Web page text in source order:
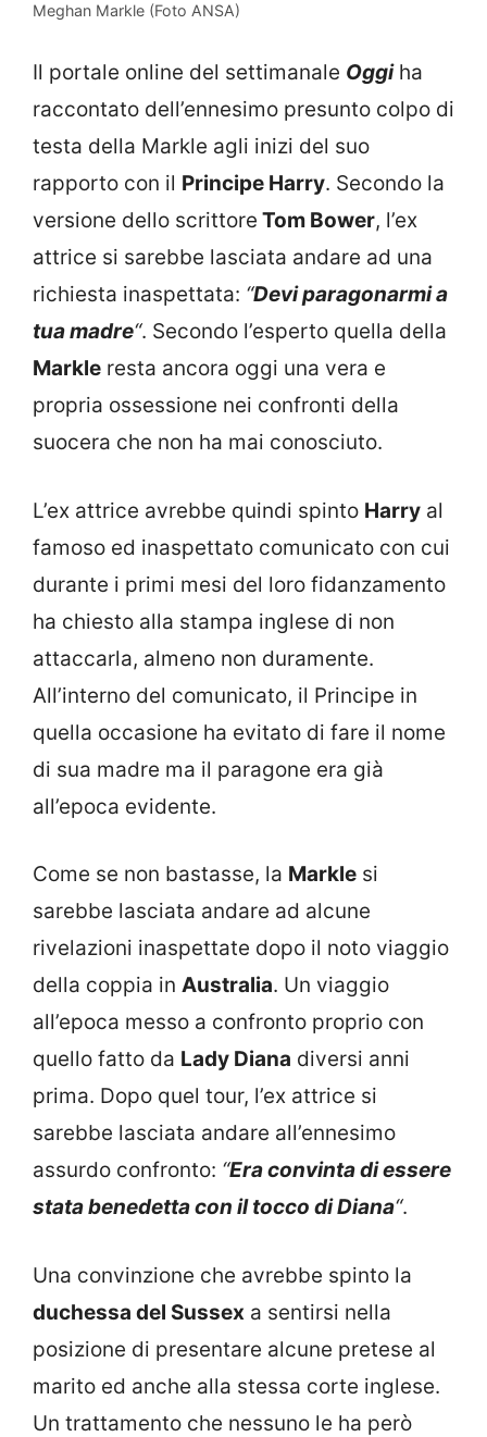
Meghan Markle (Foto ANSA)
Il portale online del settimanale Oggiha
raccontato dell’ennesimo presunto colpo di
testa della Markle agli inizi del suo
rapporto con il Principe Harry. Secondo la
versione dello scrittore Tom Bower, l’ex
attrice si sarebbe lasciata andare ad una
richiesta inaspettata: “Devi paragonarmi a
tua madre“. Secondo l’esperto quella della
Markle resta ancora oggi una vera e
propria ossessione nei confronti della
suocera che non ha mai conosciuto.
L’ex attrice avrebbe quindi spinto Harry al
famoso ed inaspettato comunicato con cui
durante i primi mesi del loro fidanzamento
ha chiesto alla stampa inglese di non
attaccarla, almeno non duramente.
All’interno del comunicato, il Principe in
quella occasione ha evitato di fare il nome
di sua madre ma il paragone era già
all’epoca evidente.
Come se non bastasse, la Markle si
sarebbe lasciata andare ad alcune
rivelazioni inaspettate dopo il noto viaggio
della coppia in Australia. Un viaggio
all’epoca messo a confronto proprio con
quello fatto da Lady Diana diversi anni
prima. Dopo quel tour, l’ex attrice si
sarebbe lasciata andare all’ennesimo
assurdo confronto: “Era convinta di essere
stata benedetta con il tocco di Diana“.
Una convinzione che avrebbe spinto la
duchessa del Sussex a sentirsi nella
posizione di presentare alcune pretese al
marito ed anche alla stessa corte inglese.
Un trattamento che nessuno le ha però